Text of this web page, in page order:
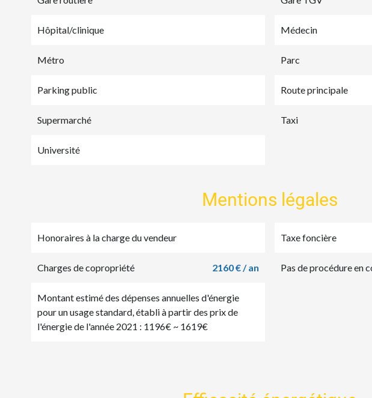
Hôpital/clinique Médecin
Métro Parc
Parking public Route principale
Supermarché Taxi
Université
Mentions légales
Honoraires à la charge du vendeur Taxe foncière
Charges de copropriété 2160 € / an Pas de procédure en
Montant estimé des dépenses annuelles d'énergie
pour un usage standard, établi à partir des prix de
l'énergie de l'année 2021 : 1196€ ~ 1619€